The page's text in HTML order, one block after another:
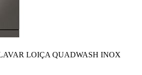
LOIÇA QUADWASH INOX